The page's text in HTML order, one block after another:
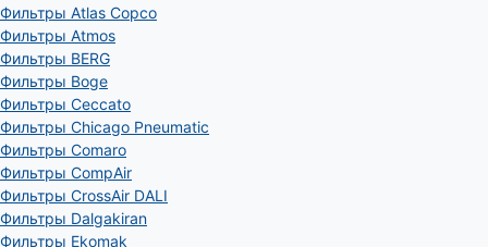
Фильтры Atlas Copco
Фильтры Atmos
Фильтры BERG
Фильтры Boge
Фильтры Ceccato
Фильтры Chicago Pneumatic
Фильтры Comaro
Фильтры CompAir
Фильтры CrossAir DALI
Фильтры Dalgakiran
Фильтры Ekomak